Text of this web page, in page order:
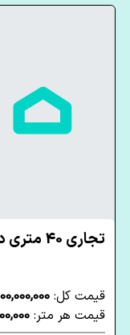
تجاری 40 متری در الهیه مشهد
قیمت کل: 100,000,000
قیمت هر متر: